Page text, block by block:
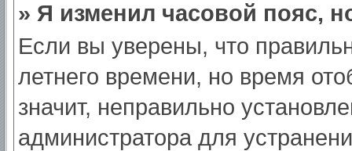
» Я изменил часовой пояс,
Если вы уверены, что
летнего времени, но время
значит, неправильно
администратора для